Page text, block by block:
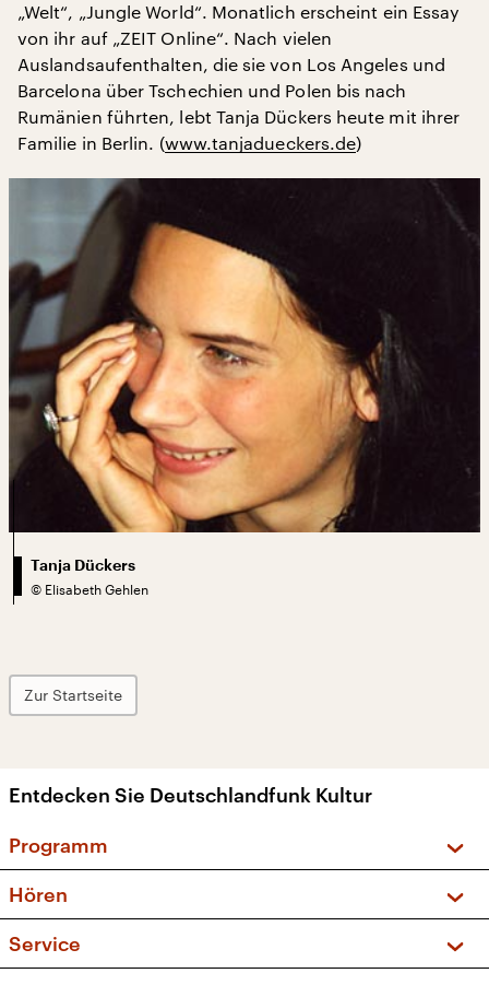
„Welt“, „Jungle World“. Monatlich erscheint ein Essay
von ihr auf „ZEIT Online“. Nach vielen
Auslandsaufenthalten, die sie von Los Angeles und
Barcelona über Tschechien und Polen bis nach
Rumänien führten, lebt Tanja Dückers heute mit ihrer
Familie in Berlin. (www.tanjadueckers.de)
Tanja Dückers
© Elisabeth Gehlen
Zur Startseite
Entdecken Sie Deutschlandfunk Kultur
Programm
Sendungen und Podcasts
Musikliste
Hören
Frequenzen (UKW + DAB+)
Service